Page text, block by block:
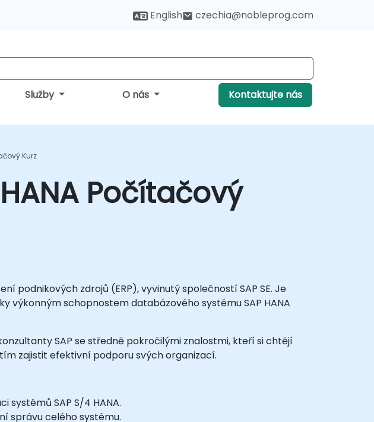
English czechia@nobleprog.com
Služby O nás Kontaktujte nás
Kurz
Počítačový
podnikových zdrojů (ERP), vyvinutý společností SAP SE. Je
schopnostem databázového systému SAP HANA
SAP se středně pokročilými znalostmi, kteří si chtějí
zajistit efektivní podporu svých organizací.
SAP S/4 HANA.
správu celého systému.